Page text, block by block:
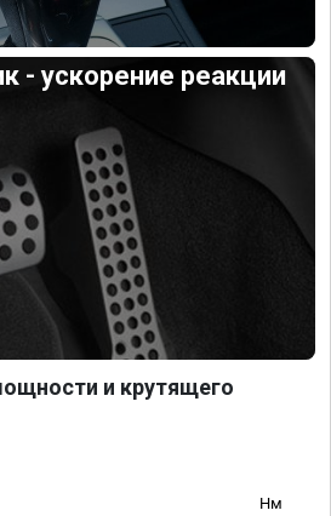
- ускорение реакции
и крутящего
Нм